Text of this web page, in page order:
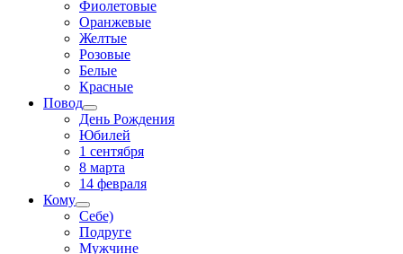
Фиолетовые
Оранжевые
Желтые
Розовые
Белые
Красные
Повод
День Рождения
Юбилей
1 сентября
8 марта
14 февраля
Кому
Себе)
Подруге
Мужчине